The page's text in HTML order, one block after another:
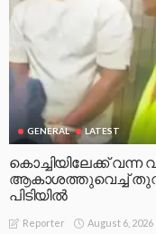
GENERAL LATEST
കൊച്ചിയിലേക്ക്
ആകാശത്തുവെച്ച്
പിടിയിൽ
Reporter August 6, 2026